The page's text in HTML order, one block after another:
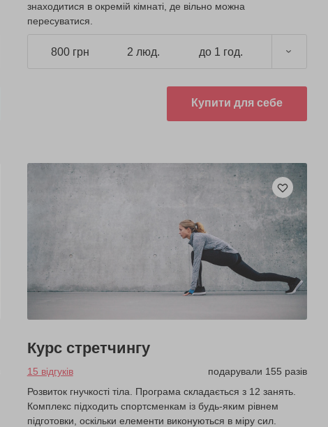
знаходитися в окремій кімнаті, де вільно можна
пересуватися.
800 грн 2 люд. до 1 год.
Купити для себе
Курс стретчингу
15 відгуків
подарували 155 разів
Розвиток гнучкості тіла. Програма складається з 12 занять.
Комплекс підходить спортсменкам із будь-яким рівнем
підготовки, оскільки елементи виконуються в міру сил.